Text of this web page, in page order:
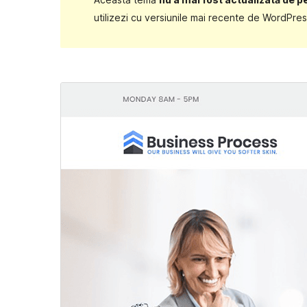
utilizezi cu versiunile mai recente de